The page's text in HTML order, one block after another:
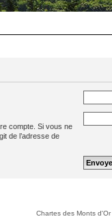
compte. Si vous ne
de l’adresse de
Chartes des Monts d'Or